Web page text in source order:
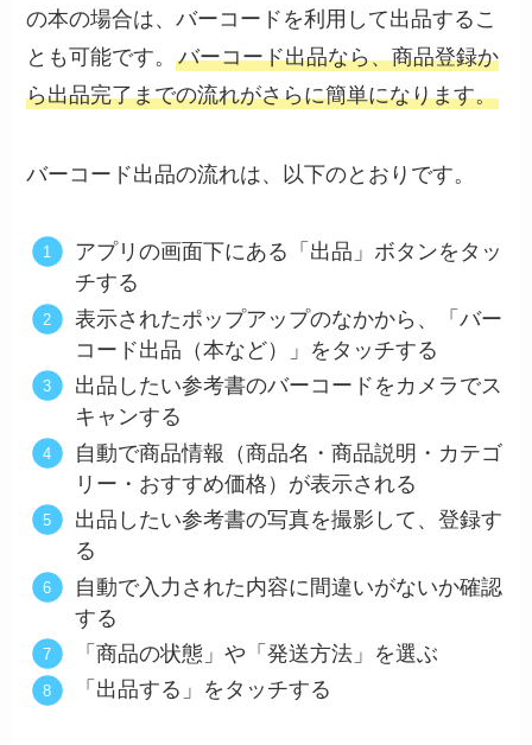
の本の場合は、バーコードを利用して出品するこ
とも可能です。バーコード出品なら、商品登録か
ら出品完了までの流れがさらに簡単になります。
バーコード出品の流れは、以下のとおりです。
アプリの画面下にある「出品」ボタンをタッ
チする
表示されたポップアップのなかから、「バー
コード出品（本など）」をタッチする
出品したい参考書のバーコードをカメラでス
キャンする
自動で商品情報（商品名・商品説明・カテゴ
リー・おすすめ価格）が表示される
出品したい参考書の写真を撮影して、登録す
る
自動で入力された内容に間違いがないか確認
する
「商品の状態」や「発送方法」を選ぶ
「出品する」をタッチする